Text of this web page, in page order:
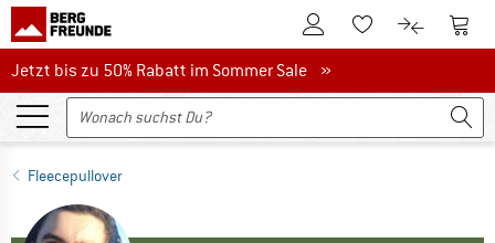
Zum KundenkontoZum Merkzettel.
Zum Zum
Jetzt bis zu 50% Rabatt im Sommer Sale
Jetzt bis zu 50% Rabatt im Sommer Sale »
Fleecepullover